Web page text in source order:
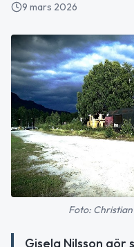
9 mars 2026
Foto:
Gisela Nilsson gör